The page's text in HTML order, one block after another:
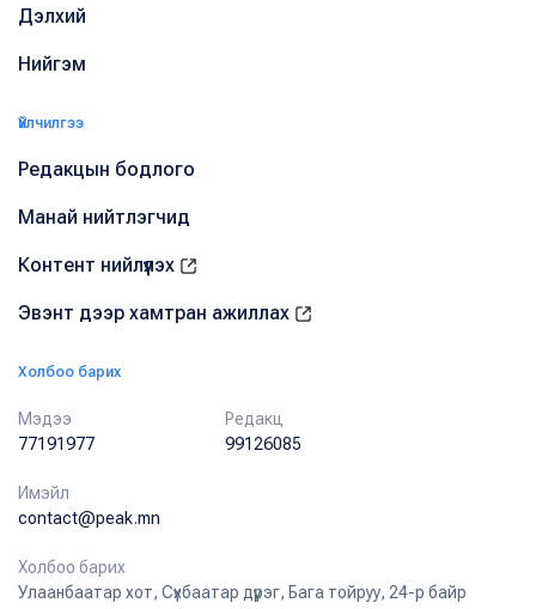
Дэлхий
Нийгэм
Үйлчилгээ
Редакцын бодлого
Манай нийтлэгчид
Контент нийлүүлэх
Эвэнт дээр хамтран ажиллах
Холбоо барих
Мэдээ
77191977
Редакц
99126085
Имэйл
contact@peak.mn
Холбоо барих
Улаанбаатар хот, Сүхбаатар дүүрэг, Бага тойруу, 24-р байр